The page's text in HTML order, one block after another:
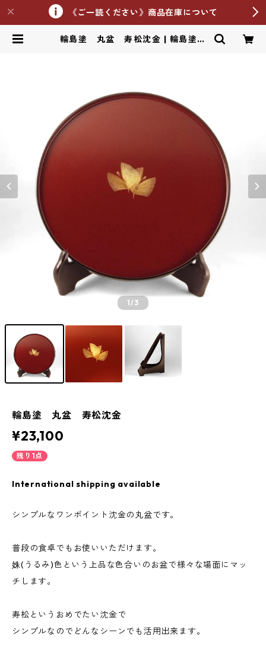
《ご一読ください》商品在庫について
輪島塗 丸盆 寿松沈金 | 輪島塗し
1/3
輪島塗 丸盆 寿松沈金
¥23,100
残り1点
International shipping available
シンプルなワンポイント沈金の丸盆です。
普段の食卓でもお使いいただけます。
姝(うるみ)色という上品な色合いのお盆で様々な場面にマッ
チします。
寿松というおめでたい沈金で
シンプルなのでどんなシーンでも活用出来ます。